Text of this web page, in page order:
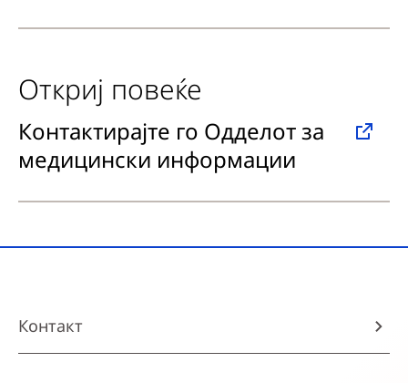
Откриј повеќе
Контактирајте го Одделот за
медицински информации
Контакт